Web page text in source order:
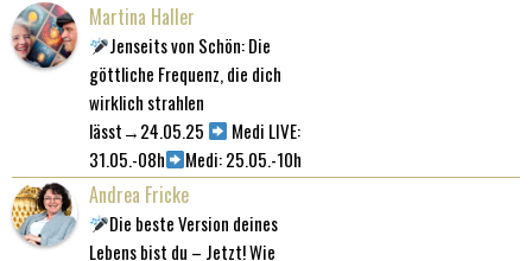
Martina Haller
Jenseits von Schön: Die
göttliche Frequenz, die dich
wirklich strahlen
lässt→24.05.25
Medi LIVE:
31.05.-08h
Medi: 25.05.-10h
Andrea Fricke
Die beste Version deines
Lebens bist du – Jetzt! Wie